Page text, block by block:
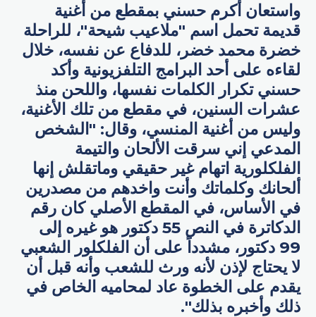
واستعان أكرم حسني بمقطع من أغنية
قديمة تحمل اسم "ملاعيب شيحة"، للراحلة
خضرة محمد خضر، للدفاع عن نفسه، خلال
لقاءه على أحد البرامج التلفزيونية وأكد
حسني تكرار الكلمات نفسها، واللحن منذ
عشرات السنين، في مقطع من تلك الأغنية،
وليس من أغنية المنسي، وقال: "الشخص
المدعي إني سرقت الألحان والتيمة
الفلكلورية اتهام غير حقيقي وماتقلش إنها
ألحانك وكلماتك وأنت واخدهم من مصدرين
في الأساس، في المقطع الأصلي كان رقم
الدكاترة في النص 55 دكتور هو غيره إلى
99 دكتور، مشدداً على أن الفلكلور الشعبي
لا يحتاج لإذن لأنه ورث للشعب وأنه قبل أن
يقدم على الخطوة عاد لمحاميه الخاص في
ذلك وأخبره بذلك".